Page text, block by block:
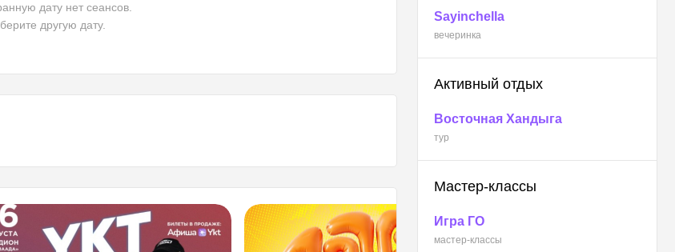
дату нет сеансов.
другую дату.
Sayinchella
вечеринка
Активный отдых
Восточная Хандыга
тур
Мастер-классы
Игра ГО
мастер-классы